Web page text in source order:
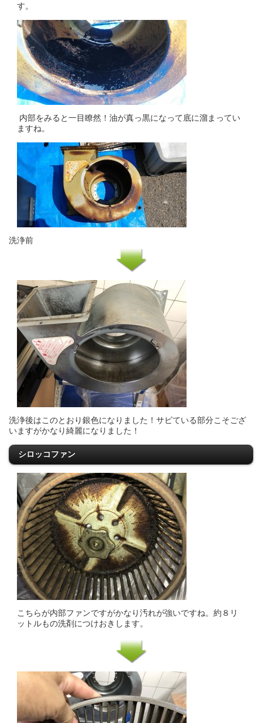
す。
内部をみると一目瞭然！油が真っ黒になって底に溜まってい
ますね。
洗浄前
洗浄後はこのとおり銀色になりました！サビている部分こそござ
いますがかなり綺麗になりました！
シロッコファン
こちらが内部ファンですがかなり汚れが強いですね。約８リ
ットルもの洗剤につけおきします。